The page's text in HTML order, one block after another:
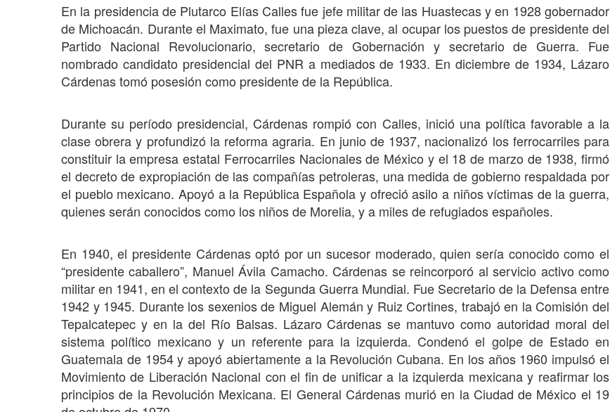
En la presidencia de Plutarco Elías Calles fue jefe militar de las Huastecas y en 1928 gobernador
de Michoacán. Durante el Maximato, fue una pieza clave, al ocupar los puestos de presidente del
Partido Nacional Revolucionario, secretario de Gobernación y secretario de Guerra. Fue
nombrado candidato presidencial del PNR a mediados de 1933. En diciembre de 1934, Lázaro
Cárdenas tomó posesión como presidente de la República.
Durante su período presidencial, Cárdenas rompió con Calles, inició una política favorable a la
clase obrera y profundizó la reforma agraria. En junio de 1937, nacionalizó los ferrocarriles para
constituir la empresa estatal Ferrocarriles Nacionales de México y el 18 de marzo de 1938, firmó
el decreto de expropiación de las compañías petroleras, una medida de gobierno respaldada por
el pueblo mexicano. Apoyó a la República Española y ofreció asilo a niños víctimas de la guerra,
quienes serán conocidos como los niños de Morelia, y a miles de refugiados españoles.
En 1940, el presidente Cárdenas optó por un sucesor moderado, quien sería conocido como el
“presidente caballero”, Manuel Ávila Camacho. Cárdenas se reincorporó al servicio activo como
militar en 1941, en el contexto de la Segunda Guerra Mundial. Fue Secretario de la Defensa entre
1942 y 1945. Durante los sexenios de Miguel Alemán y Ruiz Cortines, trabajó en la Comisión del
Tepalcatepec y en la del Río Balsas. Lázaro Cárdenas se mantuvo como autoridad moral del
sistema político mexicano y un referente para la izquierda. Condenó el golpe de Estado en
Guatemala de 1954 y apoyó abiertamente a la Revolución Cubana. En los años 1960 impulsó el
Movimiento de Liberación Nacional con el fin de unificar a la izquierda mexicana y reafirmar los
principios de la Revolución Mexicana. El General Cárdenas murió en la Ciudad de México el 19